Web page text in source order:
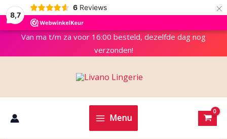
8,7
6 Reviews ×
Van ma t/m za voor 16:00 besteld, dezelfde dag nog
verzonden!
Menu